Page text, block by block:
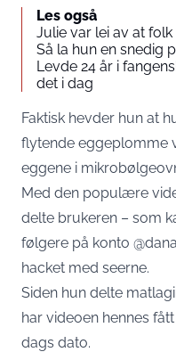
Les også
Julie var lei av at
Så la hun en snedig
Levde 24 år i
det i dag
Faktisk hevder hun at
flytende eggeplomme
eggene i
Med den populære
delte brukeren – som
følgere på konto
hacket med seerne.
Siden hun delte
har videoen hennes
dags dato.